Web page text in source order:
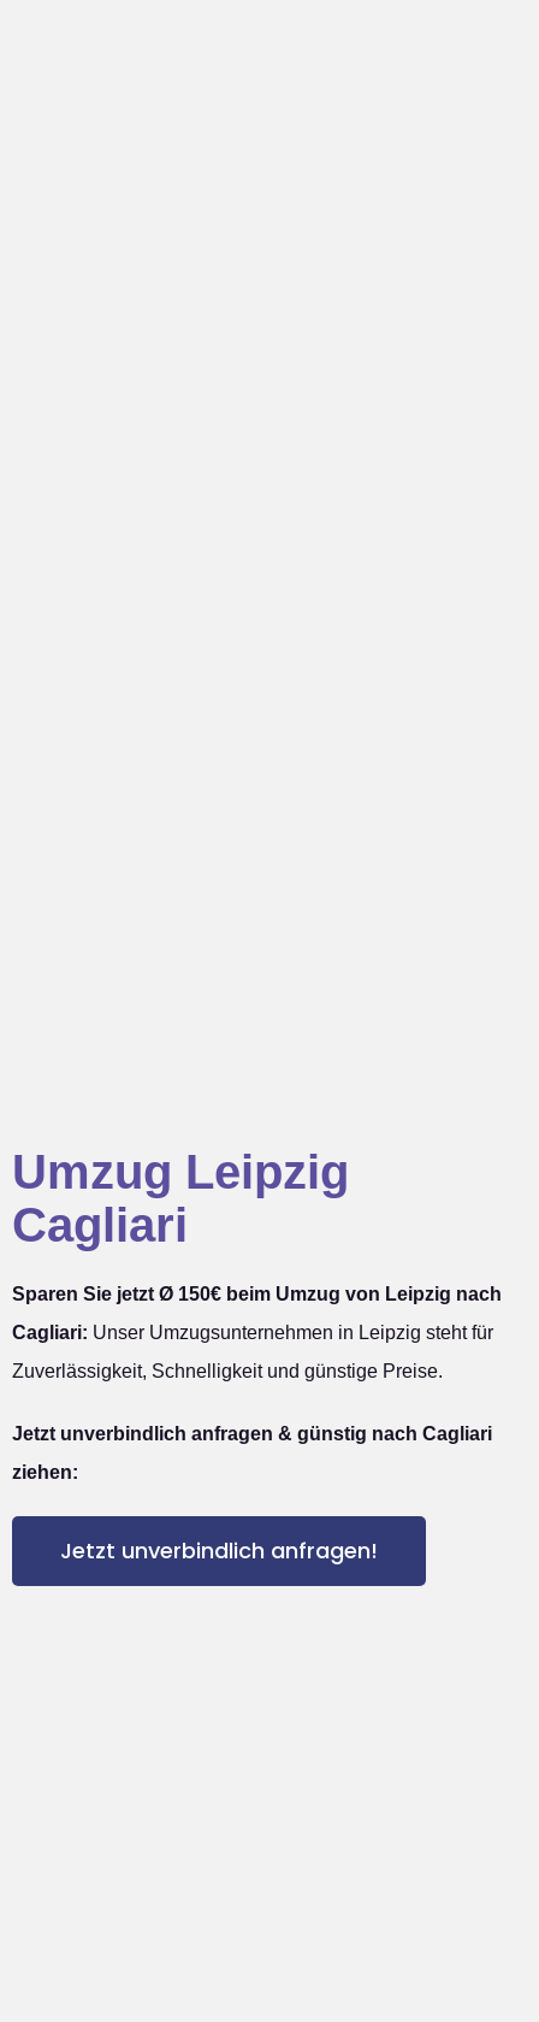
Umzug Leipzig
Cagliari
Sparen Sie jetzt Ø 150€ beim Umzug von Leipzig nach
Cagliari: Unser Umzugsunternehmen in Leipzig steht für
Zuverlässigkeit, Schnelligkeit und günstige Preise.
Jetzt unverbindlich anfragen & günstig nach Cagliari
ziehen:
Jetzt unverbindlich anfragen!